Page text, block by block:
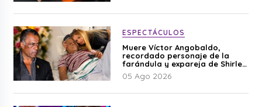
ESPECTÁCULOS
Muere Víctor Angobaldo,
recordado personaje de la
farándula y expareja de Shirley
Cherres
05 Ago 2026